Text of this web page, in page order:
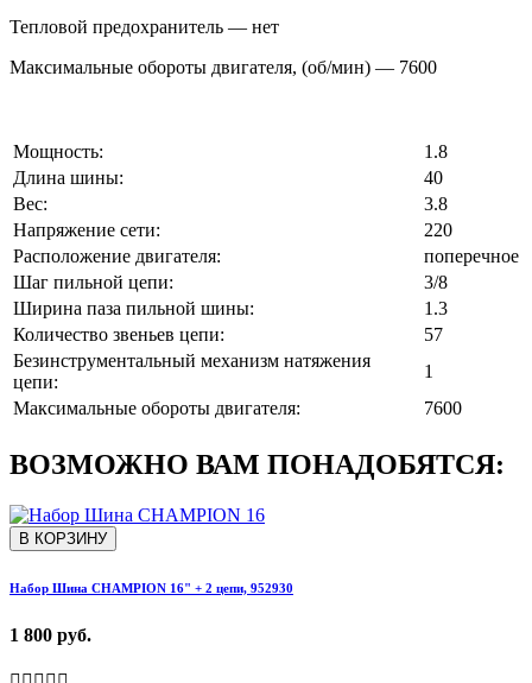
Тепловой предохранитель — нет
Максимальные обороты двигателя, (об/мин) — 7600
Мощность:
1.8
Длина шины:
40
Вес:
3.8
Напряжение сети:
220
Расположение двигателя:
поперечное
Шаг пильной цепи:
3/8
Ширина паза пильной шины:
1.3
Количество звеньев цепи:
57
Безинструментальный механизм натяжения
цепи:
1
Максимальные обороты двигателя:
7600
ВОЗМОЖНО ВАМ ПОНАДОБЯТСЯ:
В КОРЗИНУ
Набор Шина CHAMPION 16" + 2 цепи, 952930
1 800 руб.